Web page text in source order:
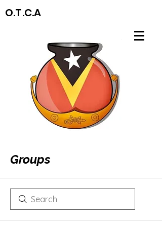
O.T.C.A
Groups